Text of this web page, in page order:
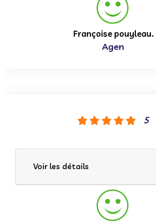
Françoise pouyleau.
Agen
5
Voir les détails